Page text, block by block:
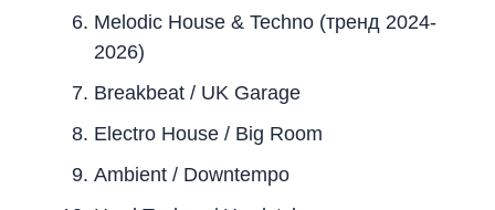
Melodic House & Techno (тренд 2024-
2026)
Breakbeat / UK Garage
Electro House / Big Room
Ambient / Downtempo